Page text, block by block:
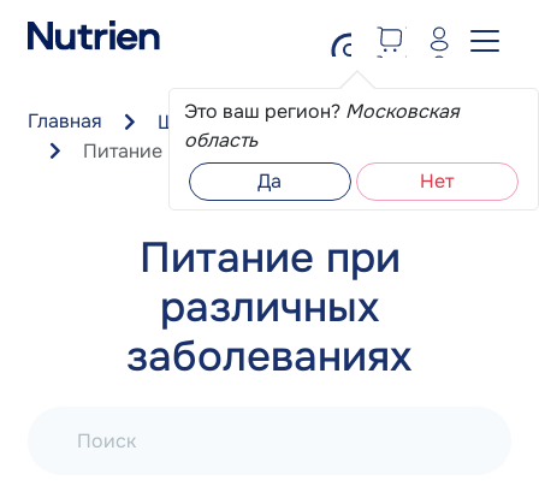
Это ваш регион? Московская
область
Да
Нет
Главная
Школа пациента
Питание при различных заболеваниях
Питание при
различных
заболеваниях
Поиск